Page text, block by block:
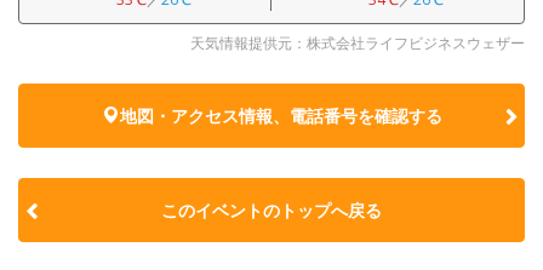
天気情報提供元：株式会社ライフビジネスウェザー
地図・アクセス情報、電話番号を確認する
このイベントのトップへ戻る